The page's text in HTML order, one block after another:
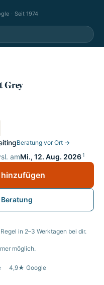
· Seit 1974
Grey
Beratung vor Ort →
amMi., 12. Aug. 20261
in 2–3 Werktagen bei dir.
möglich.
4,9★ Google